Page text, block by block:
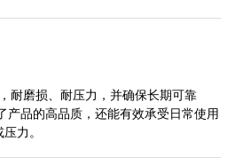
耐磨损、耐压力，并确保长期可靠
产品的高品质，还能有效承受日常使用
力。